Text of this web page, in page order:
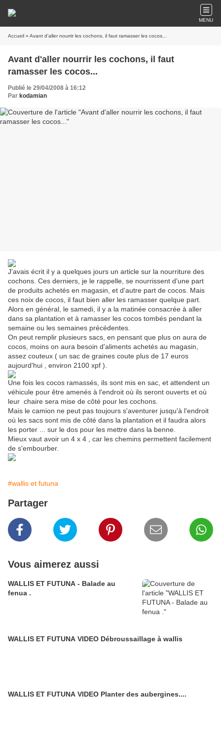
MENU
Accueil » Avant d'aller nourrir les cochons, il faut ramasser les cocos...
Avant d'aller nourrir les cochons, il faut
ramasser les cocos...
Publié le 29/04/2008 à 16:12
Par kodamian
J'avais écrit il y a quelques jours un article sur la nourriture des
cochons. Ces derniers, je le rappelle, se nourrissent d'une part
de produits achetés en magasin, et d'autre part de cocos. Mais
ces noix de cocos, il faut bien aller les ramasser quelque part.
Alors en général, le samedi, il y a la matinée consacrée à aller
dans sa plantation et à ramasser les cocos tombés pendant la
semaine ou les semaines précédentes.
On peut remplir plusieurs sacs, en pensant que plus on aura de
cocos, moins on aura besoin d'aliments achetés au magasin,
assez couteux ( un sac de graines coute plus de 17 euros
aujourd'hui , environ 2100 xpf ).
Une fois les cocos ramassés, ils sont mis en sac, et attendent un
véhicule pour être amenés à l'endroit où ils seront ouverts et où
leur chaire sera mise de côté pour les cochons.
Mais le camion ne peut pas toujours s'aventurer jusqu'à l'endroit
où les sacs sont mis de côté dans la plantation et il faudra alors
les porter ... sur le dos pour les mettre dans la benne.
Mieux vaut avoir un 4 x 4 , car les chemins permettent facilement
de s'embourber.
#wallis et futuna
Partager
Vous aimerez aussi
WALLIS ET FUTUNA - Balade au
fenua .
WALLIS ET FUTUNA VIDEO Débroussaillage à wallis
WALLIS ET FUTUNA VIDEO Planter des aubergines....